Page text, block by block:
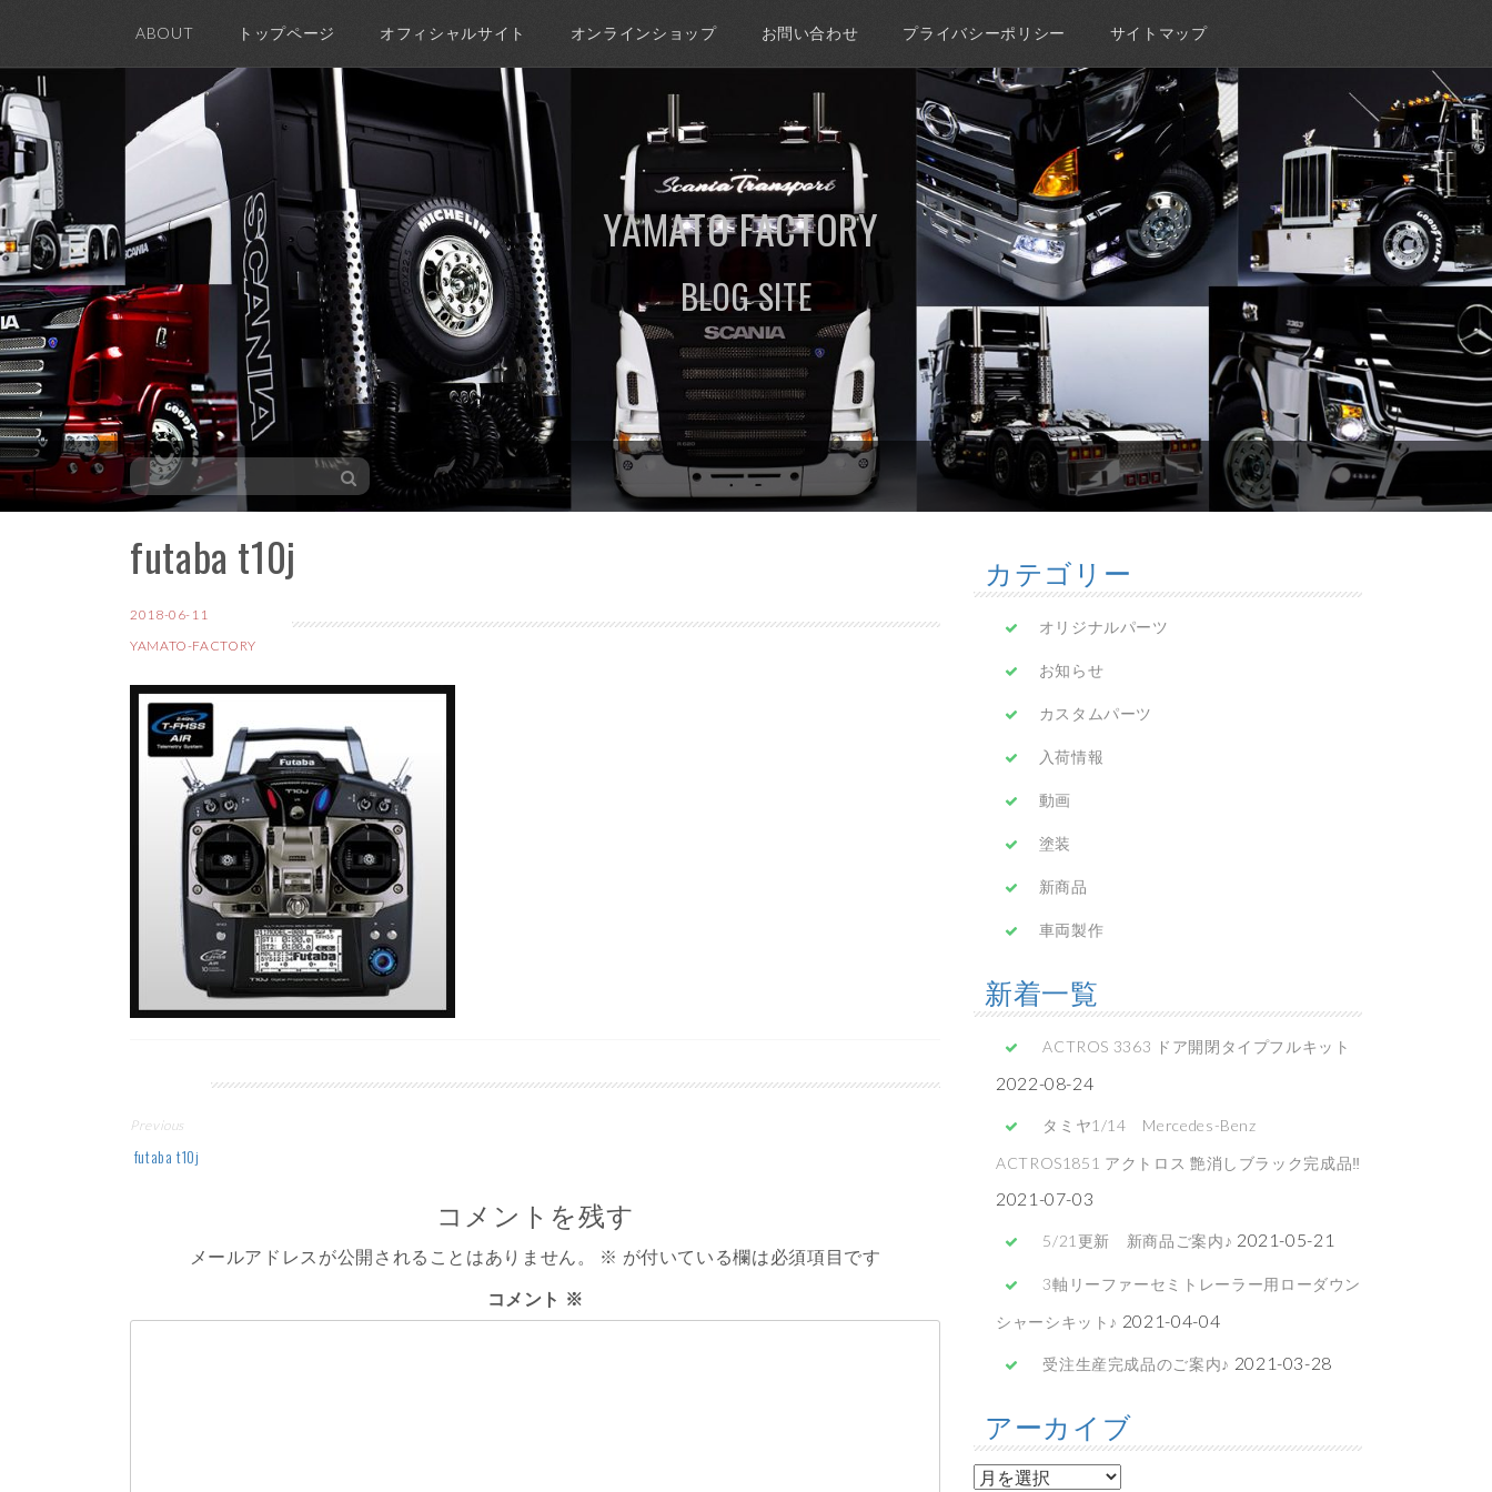
ABOUT トップページ オフィシャルサイト オンラインショップ お問い合わせ プライバシーポリシー サイトマップ
YAMATO FACTORY
BLOG SITE
futaba t10j
2018-06-11
YAMATO-FACTORY
投
稿
ゲ
Previous
futaba t10j
コメントを残す
メールアドレスが公開されることはありません。 ※ が付いている欄は必須項目です
コメント ※
カテゴリー
オリジナルパーツ
お知らせ
カスタムパーツ
入荷情報
動画
塗装
新商品
車両製作
新着一覧
ACTROS 3363 ドア開閉タイプフルキット
2022-08-24
タミヤ1/14 Mercedes-Benz
ACTROS1851 アクトロス 艶消しブラック完成品‼
2021-07-03
5/21更新 新商品ご案内♪ 2021-05-21
3軸リーファーセミトレーラー用ローダウン
シャーシキット♪ 2021-04-04
受注生産完成品のご案内♪ 2021-03-28
アーカイブ
ア